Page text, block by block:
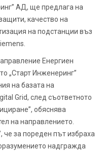
АД, ще предлага на
качество на
на подстанции въз
Енергиен
„Старт Инженеринг”
на базата на
Grid, след съответното
обяснява
на направлението.
че за пореден път избраха
надгражда